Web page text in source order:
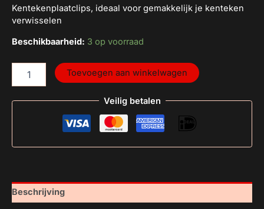
Kentekenplaatclips, ideaal voor gemakkelijk je kenteken
verwisselen
Beschikbaarheid: 3 op voorraad
Toevoegen aan winkelwagen
Veilig betalen
Beschrijving